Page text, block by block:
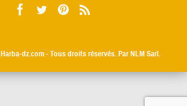
Harba-dz.com- Tous droits réservés. Par NLM Sarl.